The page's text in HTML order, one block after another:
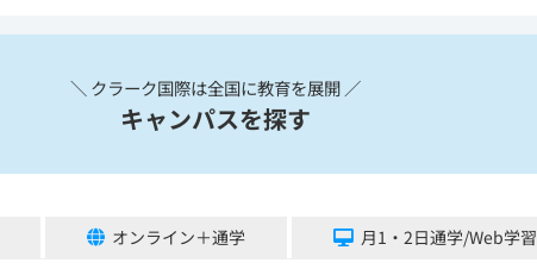
＼ クラーク国際は全国に教育を展開 ／
キャンパスを探す
オンライン＋通学 月1・2日通学/Web学習